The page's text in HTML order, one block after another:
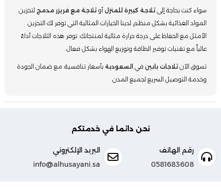
سواء كنت بحاجة إلى ثلاجة كبيرة للمنزل أو ثلاجة مع فريزر مدمج لتخزين
المواد الغذائية بشكل منظم، لدينا الخيارات المثالية التي توفر لك التخزين
الأمثل مع الحفاظ على درجة حرارة مثالية لمنتجاتك. توفر هذه الثلاجات أداءً
عالياً مع تقنيات توفير الطاقة وتوزيع الهواء بشكل فعال.
تسوق الآن ثلاجات بابين في السعودية بأسعار تنافسية، مع ضمان الجودة
وخدمة التوصيل السريع لجميع المدن.
نحن دائما في خدمتكم
رقم الهاتف
0581683608
البريد الإلكتروني
info@alhusayani.sa